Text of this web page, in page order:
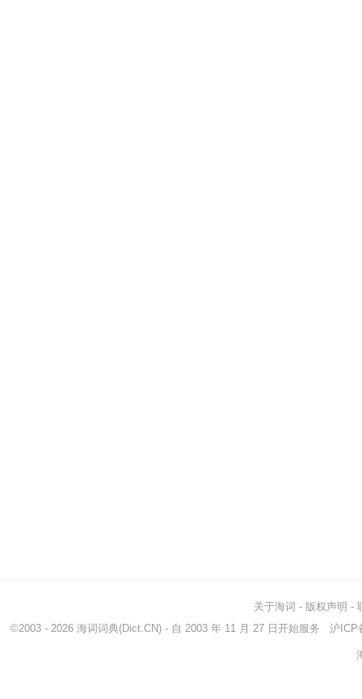
关于海词 - 版权声明 -
©2003 - 2026 海词词典(Dict.CN) - 自 2003 年 11 月 27 日开始服务 沪ICP